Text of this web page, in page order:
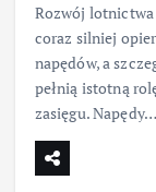
Rozwój
coraz silniej
napędów, a
pełnią istotną
zasięgu. Napędy…